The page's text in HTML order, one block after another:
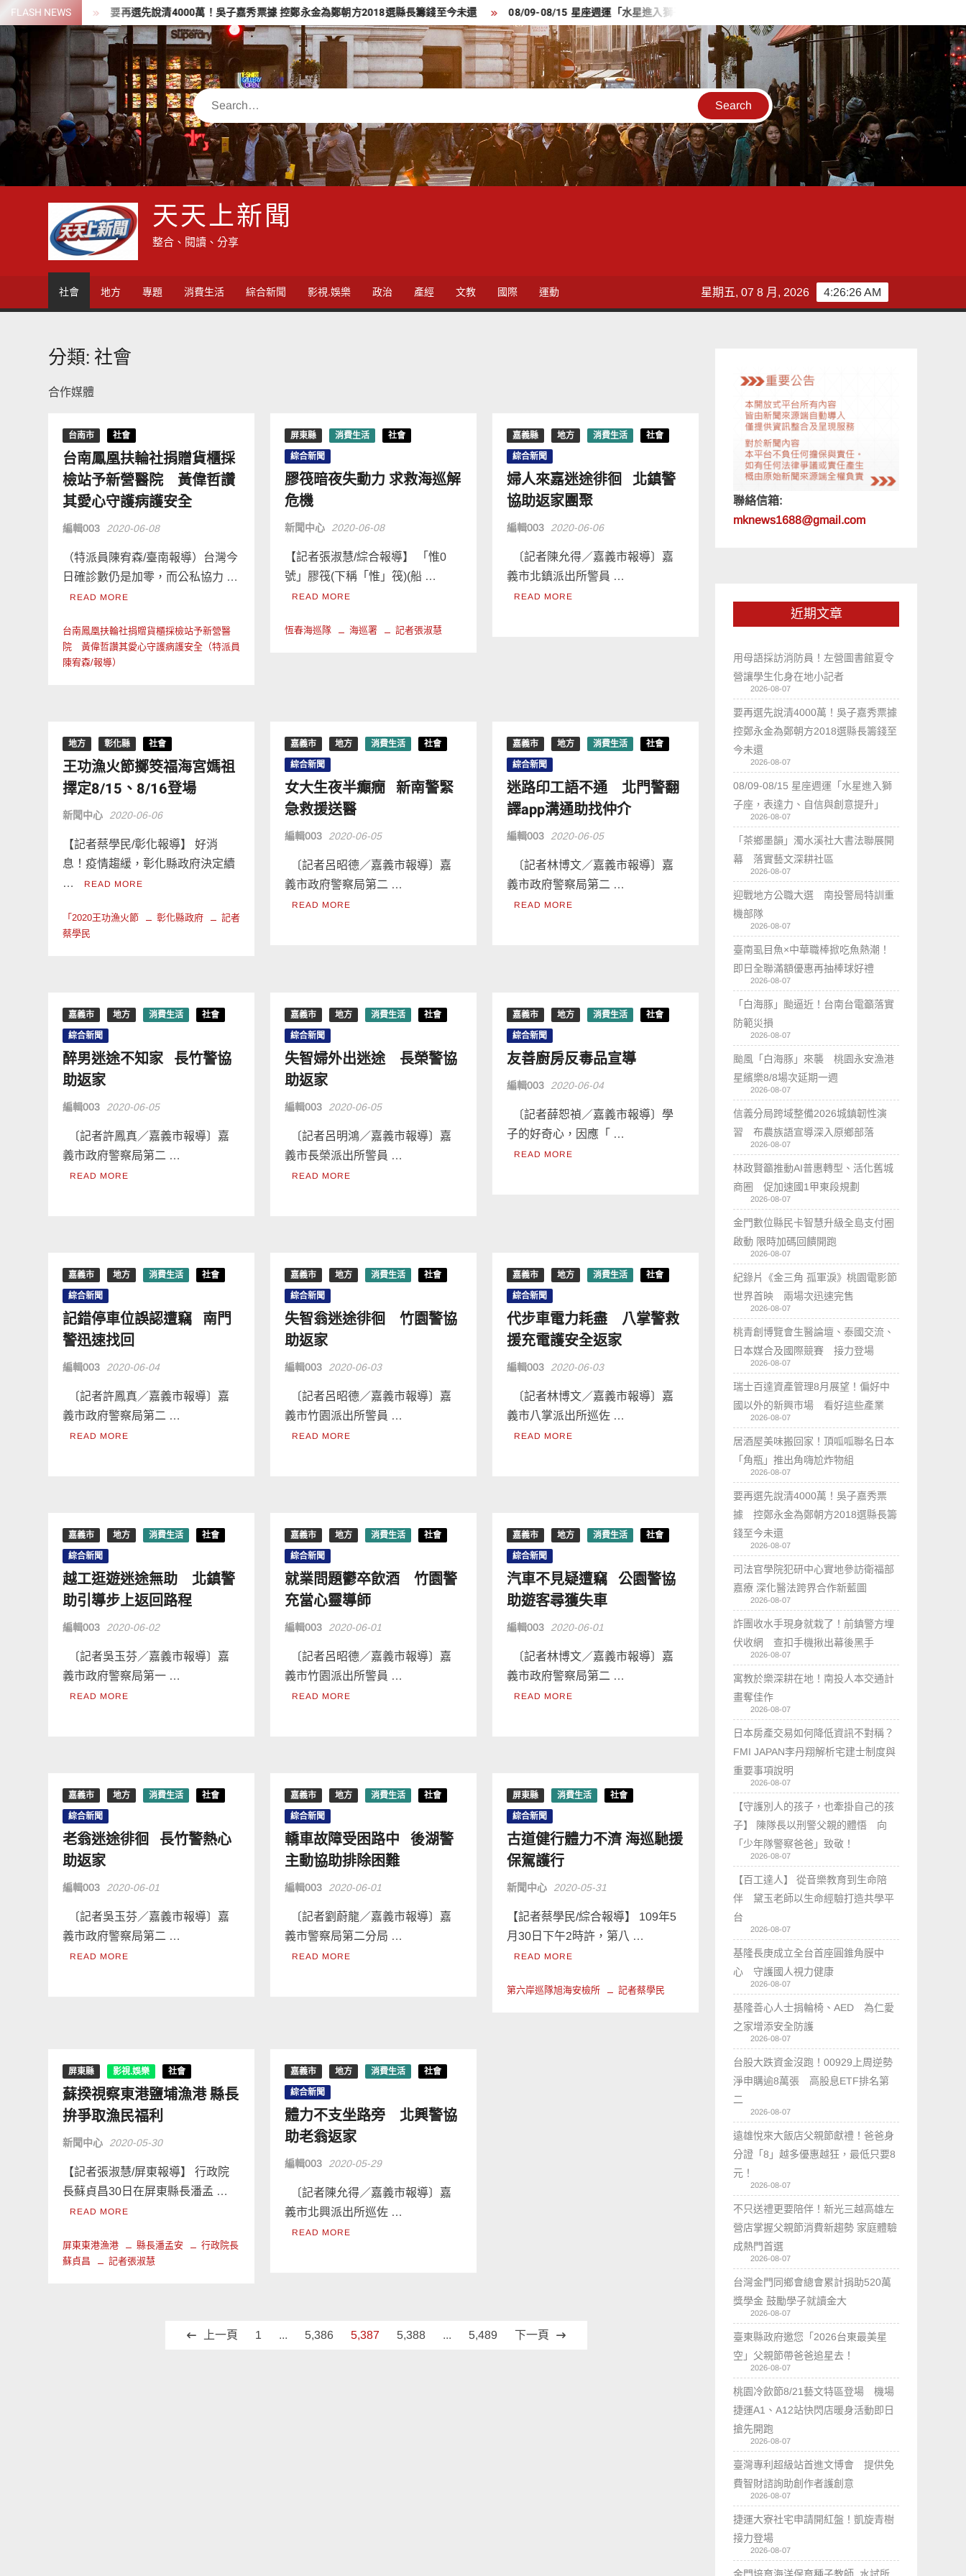
Skip
to
content
FLASH NEWS
小記者 要再選先說清4000萬！吳子嘉秀票據 控鄭永金為鄭朝方2018選縣長籌錢至今未還 08/09-08/15 星座週運「水星進入獅子座，表達力、自信與創意提升」
Search
天天上新聞
整合、閱讀、分享
社會 地方 專題 消費生活 綜合新聞 影視.娛樂 政治 產經 文教 國際 運動 4:26:27 AM
星期五, 07 8 月, 2026
分類:社會
合作媒體
台南市 社會
台南鳳凰扶輪社捐贈貨櫃採
檢站予新營醫院 黃偉哲讚
其愛心守護病護安全
編輯003 2020-06-08
（特派員陳宥森/臺南報導）台灣今
日確診數仍是加零，而公私協力 …
READ MORE
台南鳳凰扶輪社捐贈貨櫃採檢站予新營醫
院 黃偉哲讚其愛心守護病護安全（特派員
陳宥森/報導）
屏東縣 消費生活 社會
綜合新聞
膠筏暗夜失動力 求救海巡解
危機
新聞中心 2020-06-08
【記者張淑慧/綜合報導】 「惟0
號」膠筏(下稱「惟」筏)(船 …
READ MORE
恆春海巡隊 海巡署 記者張淑慧
嘉義縣 地方 消費生活 社會
綜合新聞
婦人來嘉迷途徘徊 北鎮警
協助返家團聚
編輯003 2020-06-06
〔記者陳允得／嘉義市報導〕嘉
義市北鎮派出所警員 …
READ MORE
地方 彰化縣 社會
王功漁火節擲筊福海宮媽祖
擇定8/15、8/16登場
新聞中心 2020-06-06
【記者蔡學民/彰化報導】 好消
息！疫情趨緩，彰化縣政府決定續
…
READ MORE
「2020王功漁火節 彰化縣政府
記者
蔡學民
嘉義市 地方 消費生活 社會
綜合新聞
女大生夜半癲癇 新南警緊
急救援送醫
編輯003 2020-06-05
〔記者呂昭德／嘉義市報導〕嘉
義市政府警察局第二 …
READ MORE
嘉義市 地方 消費生活 社會
綜合新聞
迷路印工語不通 北門警翻
譯app溝通助找仲介
編輯003 2020-06-05
〔記者林博文／嘉義市報導〕嘉
義市政府警察局第二 …
READ MORE
嘉義市 地方 消費生活 社會
綜合新聞
醉男迷途不知家 長竹警協
助返家
編輯003 2020-06-05
〔記者許鳳真／嘉義市報導〕嘉
義市政府警察局第二 …
READ MORE
嘉義市 地方 消費生活 社會
綜合新聞
失智婦外出迷途 長榮警協
助返家
編輯003 2020-06-05
〔記者呂明鴻／嘉義市報導〕嘉
義市長榮派出所警員 …
READ MORE
嘉義市 地方 消費生活 社會
綜合新聞
友善廚房反毒品宣導
編輯003 2020-06-04
〔記者薛恕禎／嘉義市報導〕學
子的好奇心，因應「 …
READ MORE
嘉義市 地方 消費生活 社會
綜合新聞
記錯停車位誤認遭竊 南門
警迅速找回
編輯003 2020-06-04
〔記者許鳳真／嘉義市報導〕嘉
義市政府警察局第二 …
READ MORE
嘉義市 地方 消費生活 社會
綜合新聞
失智翁迷途徘徊 竹園警協
助返家
編輯003 2020-06-03
〔記者呂昭德／嘉義市報導〕嘉
義市竹園派出所警員 …
READ MORE
嘉義市 地方 消費生活 社會
綜合新聞
代步車電力耗盡 八掌警救
援充電護安全返家
編輯003 2020-06-03
〔記者林博文／嘉義市報導〕嘉
義市八掌派出所巡佐 …
READ MORE
嘉義市 地方 消費生活 社會
綜合新聞
越工逛遊迷途無助 北鎮警
助引導步上返回路程
編輯003 2020-06-02
〔記者吳玉芬／嘉義市報導〕嘉
義市政府警察局第一 …
READ MORE
嘉義市 地方 消費生活 社會
綜合新聞
就業問題鬱卒飲酒 竹園警
充當心靈導師
編輯003 2020-06-01
〔記者呂昭德／嘉義市報導〕嘉
義市竹園派出所警員 …
READ MORE
嘉義市 地方 消費生活 社會
綜合新聞
汽車不見疑遭竊 公園警協
助遊客尋獲失車
編輯003 2020-06-01
〔記者林博文／嘉義市報導〕嘉
義市政府警察局第二 …
READ MORE
嘉義市 地方 消費生活 社會
綜合新聞
老翁迷途徘徊 長竹警熱心
助返家
編輯003 2020-06-01
〔記者吳玉芬／嘉義市報導〕嘉
義市政府警察局第二 …
READ MORE
嘉義市 地方 消費生活 社會
綜合新聞
轎車故障受困路中 後湖警
主動協助排除困難
編輯003 2020-06-01
〔記者劉蔚龍／嘉義市報導〕嘉
義市警察局第二分局 …
READ MORE
屏東縣 消費生活 社會
綜合新聞
古道健行體力不濟 海巡馳援
保駕護行
新聞中心 2020-05-31
【記者蔡學民/綜合報導】 109年5
月30日下午2時許，第八 …
READ MORE
第六岸巡隊旭海安檢所 記者蔡學民
屏東縣 影視.娛樂 社會
蘇揆視察東港鹽埔漁港 縣長
拚爭取漁民福利
新聞中心 2020-05-30
【記者張淑慧/屏東報導】 行政院
長蘇貞昌30日在屏東縣長潘孟 …
READ MORE
屏東東港漁港 縣長潘孟安
行政院長
蘇貞昌
記者張淑慧
嘉義市 地方 消費生活 社會
綜合新聞
體力不支坐路旁 北興警協
助老翁返家
編輯003 2020-05-29
〔記者陳允得／嘉義市報導〕嘉
義市北興派出所巡佐 …
READ MORE
上一頁 1 ... 5,386 5,387 5,388 ... 5,489 下一頁
聯絡信箱:
mknews1688@gmail.com
近期文章
用母語採訪消防員！左營圖書館夏令
營讓學生化身在地小記者
2026-08-07
要再選先說清4000萬！吳子嘉秀票據
控鄭永金為鄭朝方2018選縣長籌錢至
今未還
2026-08-07
08/09-08/15 星座週運「水星進入獅
子座，表達力、自信與創意提升」
2026-08-07
「茶鄉墨韻」濁水溪社大書法聯展開
幕 落實藝文深耕社區
2026-08-07
迎戰地方公職大選 南投警局特訓重
機部隊
2026-08-07
臺南虱目魚×中華職棒掀吃魚熱潮！
即日全聯滿額優惠再抽棒球好禮
2026-08-07
「白海豚」颱逼近！台南台電籲落實
防範災損
2026-08-07
颱風「白海豚」來襲 桃園永安漁港
星繽樂8/8場次延期一週
2026-08-07
信義分局跨域整備2026城鎮韌性演
習 布農族語宣導深入原鄉部落
2026-08-07
林政賢籲推動AI普惠轉型、活化舊城
商圈 促加速國1甲東段規劃
2026-08-07
金門數位縣民卡智慧升級全島支付圈
啟動 限時加碼回饋開跑
2026-08-07
紀錄片《金三角 孤軍淚》桃園電影節
世界首映 兩場次迅速完售
2026-08-07
桃青創博覽會生醫論壇、泰國交流、
日本媒合及國際競賽 接力登場
2026-08-07
瑞士百達資產管理8月展望！偏好中
國以外的新興市場 看好這些產業
2026-08-07
居酒屋美味搬回家！頂呱呱聯名日本
「角瓶」推出角嗨尬炸物組
2026-08-07
要再選先說清4000萬！吳子嘉秀票
據 控鄭永金為鄭朝方2018選縣長籌
錢至今未還
2026-08-07
司法官學院犯研中心實地參訪衛福部
嘉療 深化醫法跨界合作新藍圖
2026-08-07
詐團收水手現身就栽了！前鎮警方埋
伏收網 查扣手機揪出幕後黑手
2026-08-07
寓教於樂深耕在地！南投人本交通計
畫奪佳作
2026-08-07
日本房產交易如何降低資訊不對稱？
FMI JAPAN李丹翔解析宅建士制度與
重要事項說明
2026-08-07
【守護別人的孩子，也牽掛自己的孩
子】 陳隊長以刑警父親的體悟 向
「少年隊警察爸爸」致敬！
2026-08-07
【百工達人】 從音樂教育到生命陪
伴 黛玉老師以生命經驗打造共學平
台
2026-08-07
基隆長庚成立全台首座圓錐角膜中
心 守護國人視力健康
2026-08-07
基隆善心人士捐輪椅、AED 為仁愛
之家增添安全防護
2026-08-07
台股大跌資金沒跑！00929上周逆勢
淨申購逾8萬張 高股息ETF排名第
二
2026-08-07
遠雄悅來大飯店父親節獻禮！爸爸身
分證「8」越多優惠越狂，最低只要8
元！
2026-08-07
不只送禮更要陪伴！新光三越高雄左
營店掌握父親節消費新趨勢 家庭體驗
成熱門首選
2026-08-07
台灣金門同鄉會總會累計捐助520萬
獎學金 鼓勵學子就讀金大
2026-08-07
臺東縣政府邀您「2026台東最美星
空」父親節帶爸爸追星去！
2026-08-07
桃園冷飲節8/21藝文特區登場 機場
捷運A1、A12站快閃店暖身活動即日
搶先開跑
2026-08-07
臺灣專利超級站首進文博會 提供免
費智財諮詢助創作者護創意
2026-08-07
捷運大寮社宅申請開紅盤！凱旋青樹
接力登場
2026-08-07
金門培育海洋保育種子教師 水試所